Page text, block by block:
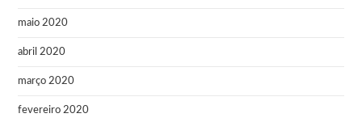
maio 2020
abril 2020
março 2020
fevereiro 2020